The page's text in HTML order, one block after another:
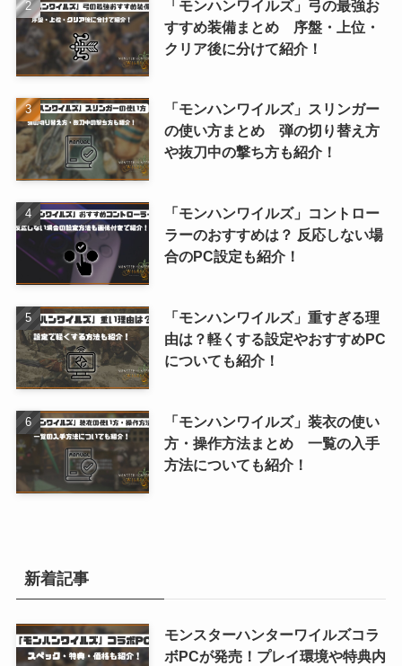
「モンハンワイルズ」弓の最強お
すすめ装備まとめ 序盤・上位・
クリア後に分けて紹介！
「モンハンワイルズ」スリンガー
の使い方まとめ 弾の切り替え方
や抜刀中の撃ち方も紹介！
「モンハンワイルズ」コントロー
ラーのおすすめは？ 反応しない場
合のPC設定も紹介！
「モンハンワイルズ」重すぎる理
由は？軽くする設定やおすすめPC
についても紹介！
「モンハンワイルズ」装衣の使い
方・操作方法まとめ 一覧の入手
方法についても紹介！
新着記事
モンスターハンターワイルズコラ
ボPCが発売！プレイ環境や特典内